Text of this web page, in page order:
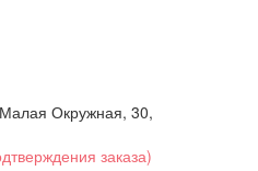
Окружная, 30,
заказа)